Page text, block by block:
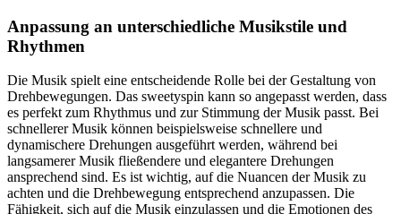
Anpassung an unterschiedliche Musikstile und
Rhythmen
Die Musik spielt eine entscheidende Rolle bei der Gestaltung von
Drehbewegungen. Das sweetyspin kann so angepasst werden, dass
es perfekt zum Rhythmus und zur Stimmung der Musik passt. Bei
schnellerer Musik können beispielsweise schnellere und
dynamischere Drehungen ausgeführt werden, während bei
langsamerer Musik fließendere und elegantere Drehungen
ansprechend sind. Es ist wichtig, auf die Nuancen der Musik zu
achten und die Drehbewegung entsprechend anzupassen. Die
Fähigkeit, sich auf die Musik einzulassen und die Emotionen des